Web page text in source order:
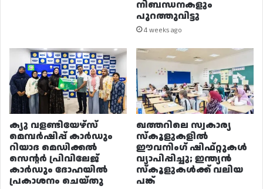
നിബന്ധനകളും
പുറത്തുവിട്ടു
4 weeks ago
ക്യു വളണ്ടിയേഴ്‌സ്
മെമ്പർഷിപ്പ് കാർഡും
റിയാദ മെഡിക്കൽ
സെന്റർ പ്രിവിലേജ്
കാർഡും ദോഹയിൽ
പ്രകാശനം ചെയ്തു
ഖത്തറിലെ സ്വകാര്യ
സ്കൂളുകളിൽ
ഈവനിംഗ് ഷിഫ്റ്റുകൾ
വ്യാപിപ്പിച്ചു; ഇന്ത്യൻ
സ്കൂളുകൾക്ക് വലിയ
പങ്ക്